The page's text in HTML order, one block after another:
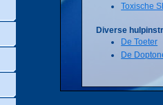
Toxische
Diverse
De Toeter
De